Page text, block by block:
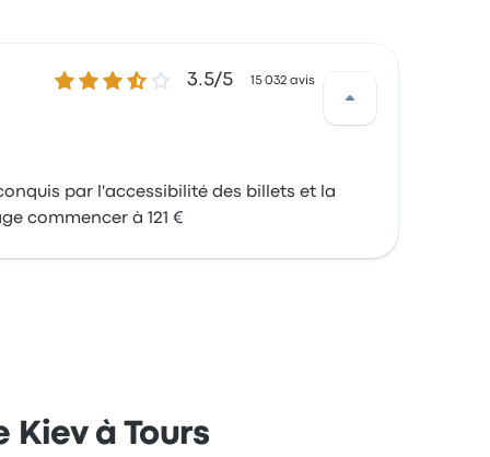
3.5 sur 5 étoiles 3.5/5 15 032 avis
par l'accessibilité des billets et la
commencer à 121 €
Kiev à Tours